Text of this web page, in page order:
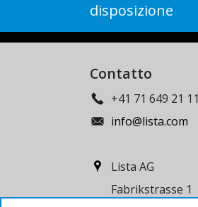
disposizione
Contatto
+41 71 649 21 11
info@lista.com
Lista AG
Fabrikstrasse 1